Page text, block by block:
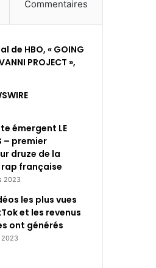
Commentaires
de HBO, « GOING
PROJECT »,
émergent LE
– premier
druze de la
rap française
2023
les plus vues
et les revenus
ont générés
2023